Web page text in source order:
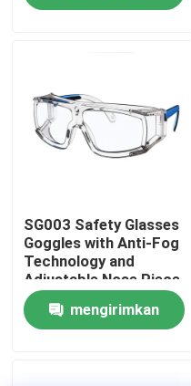
Berita
Permintaan Penawaran
Anti Fog Kolam Goggles
SG003 Safety Glasses
Goggles with Anti-Fog
Technology and
Adjustable Nose Piece
mengirimkan